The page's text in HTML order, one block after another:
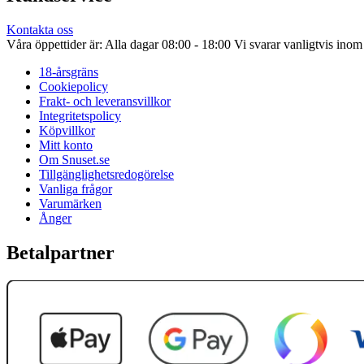
Kontakta oss
Våra öppettider är: Alla dagar 08:00 - 18:00 Vi svarar vanligtvis
18-årsgräns
Cookiepolicy
Frakt- och leveransvillkor
Integritetspolicy
Köpvillkor
Mitt konto
Om Snuset.se
Tillgänglighetsredogörelse
Vanliga frågor
Varumärken
Ånger
Betalpartner